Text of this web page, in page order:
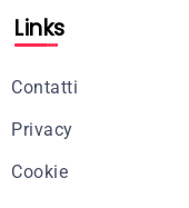
Links
Contatti
Privacy
Cookie